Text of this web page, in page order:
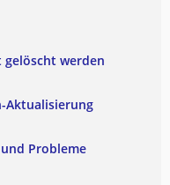
gelöscht werden
Aktualisierung
Probleme